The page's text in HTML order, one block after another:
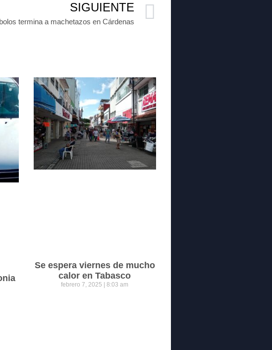
SIGUIENTE
termina a machetazos en Cárdenas
Se espera viernes de mucho
calor en Tabasco
febrero 7, 2025 8:03 am